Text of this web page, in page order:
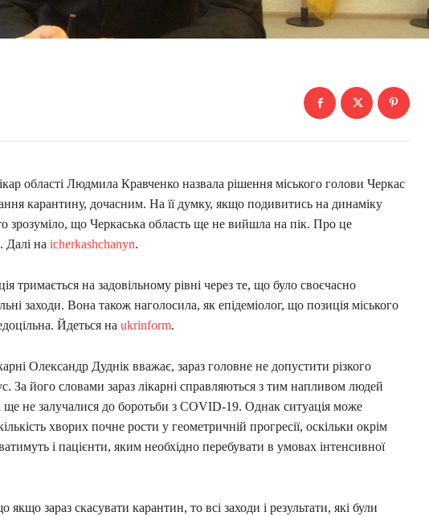
області Людмила Кравченко назвала рішення міського голови Черкас
карантину, дочасним. На її думку, якщо подивитись на динаміку
зрозуміло, що Черкаська область ще не вийшла на пік. Про це
Далі на icherkashchanyn.
тримається на задовільному рівні через те, що було своєчасно
заходи. Вона також наголосила, як епідеміолог, що позиція міського
Йдеться на ukrinform.
Олександр Дуднік вважає, зараз головне не допустити різкого
За його словами зараз лікарні справляються з тим напливом людей
ще не залучалися до боротьби з COVID-19. Однак ситуація може
хворих почне рости у геометричній прогресії, оскільки окрім
і пацієнти, яким необхідно перебувати в умовах інтенсивної
зараз скасувати карантин, то всі заходи і результати, які були